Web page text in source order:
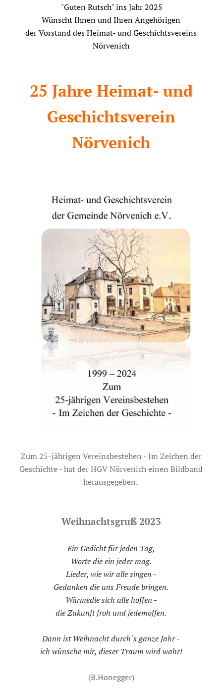
"Guten Rutsch" ins Jahr 2025
Wünscht Ihnen und Ihren Angehörigen
der Vorstand des Heimat- und Geschichtsvereins
Nörvenich
25 Jahre Heimat- und
Geschichtsverein
Nörvenich
Zum 25-jährigen Vereinsbestehen - Im Zeichen der
Geschichte - hat der HGV Nörvenich einen Bildband
herausgegeben.
Weihnachtsgruß 2023
Ein Gedicht für jeden Tag,
Worte die ein jeder mag.
Lieder, wie wir alle singen -
Gedanken die uns Freude bringen.
Wärmedie sich alle hoffen -
die Zukunft froh und jedemoffen.
Dann ist Weihnacht durch`s ganze Jahr -
ich wünsche mir, dieser Traum wird wahr!
(B.Honegger)